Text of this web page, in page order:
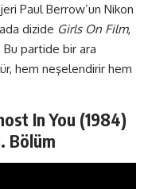
Paul Berrow’un Nikon
dizide Girls On Film,
Bu partide bir ara
hem neşelendirir hem
In You (1984)
Bölüm